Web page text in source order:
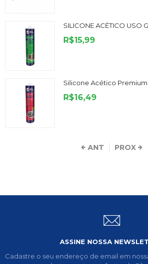
SILICONE ACÉTICO USO
R$15,99
Silicone Acético Premium
R$16,49
ANT PROX
ASSINE NOSSA
Cadastre o seu endereço de email em